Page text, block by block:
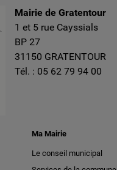
Mairie de Gratentour
1 et 5 rue Cayssials
BP 27
31150 GRATENTOUR
Tél. : 05 62 79 94 00
Ma Mairie
Le conseil municipal